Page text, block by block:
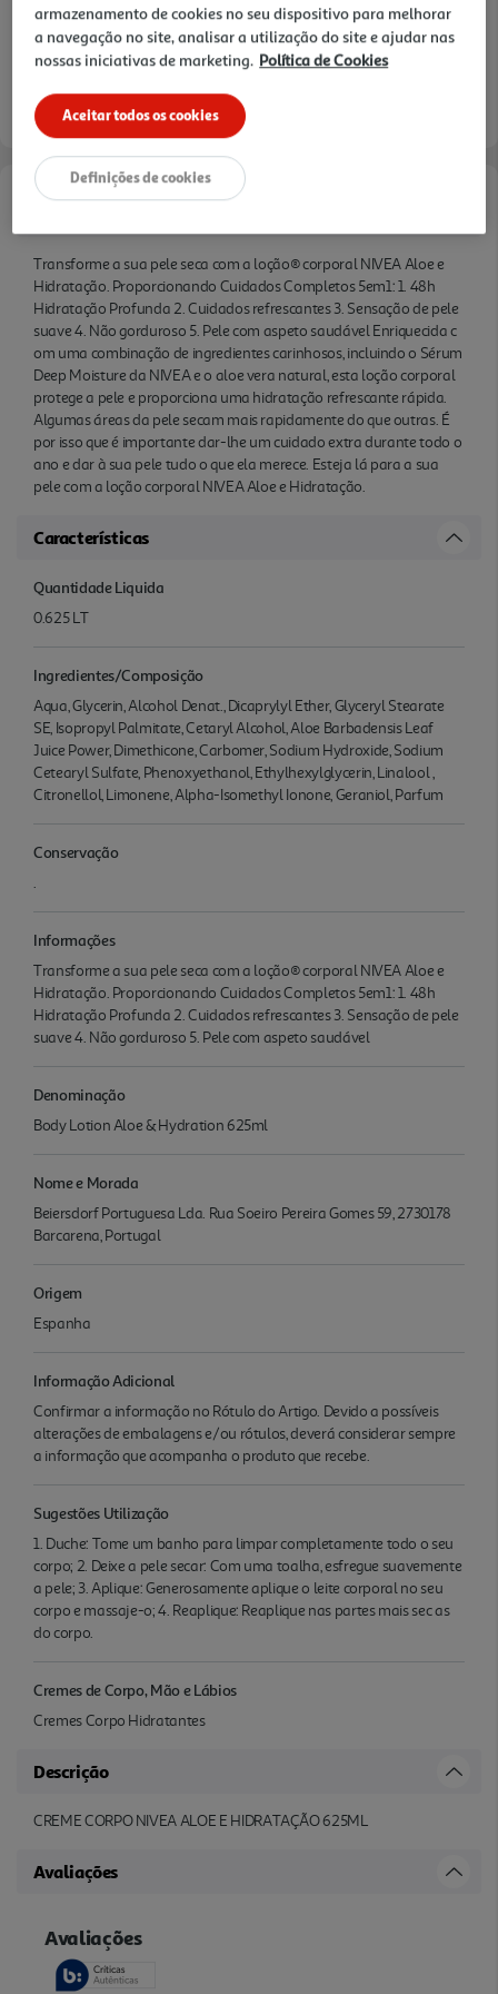
isso que é importante dar-lhe um cuidado extra
durante todo o ano e dar à sua pele tudo o que ela
merece. Esteja lá para a sua pele com a loção
corporal NIVEA Aloe e Hidratação.
Transforme a sua pele seca com a loção® corporal NIVEA Aloe e
Hidratação. Proporcionando Cuidados Completos 5em1: 1. 48h
Hidratação Profunda 2. Cuidados refrescantes 3. Sensação de pele
suave 4. Não gorduroso 5. Pele com aspeto saudável Enriquecida c
om uma combinação de ingredientes carinhosos, incluindo o Sérum
Deep Moisture da NIVEA e o aloe vera natural, esta loção corporal
protege a pele e proporciona uma hidratação refrescante rápida.
Algumas áreas da pele secam mais rapidamente do que outras. É
por isso que é importante dar-lhe um cuidado extra durante todo o
ano e dar à sua pele tudo o que ela merece. Esteja lá para a sua
pele com a loção corporal NIVEA Aloe e Hidratação.
Características
Quantidade Liquida
0.625 LT
Ingredientes/Composição
Aqua, Glycerin, Alcohol Denat., Dicaprylyl Ether, Glyceryl Stearate
SE, Isopropyl Palmitate, Cetaryl Alcohol, Aloe Barbadensis Leaf
Juice Power, Dimethicone, Carbomer, Sodium Hydroxide, Sodium
Cetearyl Sulfate, Phenoxyethanol, Ethylhexylglycerin, Linalool ,
Citronellol, Limonene, Alpha-Isomethyl Ionone, Geraniol, Parfum
Conservação
.
Informações
Transforme a sua pele seca com a loção® corporal NIVEA Aloe e
Hidratação. Proporcionando Cuidados Completos 5em1: 1. 48h
Hidratação Profunda 2. Cuidados refrescantes 3. Sensação de pele
suave 4. Não gorduroso 5. Pele com aspeto saudável
Denominação
Body Lotion Aloe & Hydration 625ml
Nome e Morada
Beiersdorf Portuguesa Lda. Rua Soeiro Pereira Gomes 59, 2730178
Barcarena, Portugal
Origem
Espanha
Informação Adicional
Confirmar a informação no Rótulo do Artigo. Devido a possíveis
alterações de embalagens e/ou rótulos, deverá considerar sempre
a informação que acompanha o produto que recebe.
Sugestões Utilização
1. Duche: Tome um banho para limpar completamente todo o seu
corpo; 2. Deixe a pele secar: Com uma toalha, esfregue suavemente
a pele; 3. Aplique: Generosamente aplique o leite corporal no seu
corpo e massaje-o; 4. Reaplique: Reaplique nas partes mais sec as
do corpo.
Cremes de Corpo, Mão e Lábios
Cremes Corpo Hidratantes
Descrição
CREME CORPO NIVEA ALOE E HIDRATAÇÃO 625ML
Avaliações
armazenamento de cookies no seu dispositivo para melhorar
a navegação no site, analisar a utilização do site e ajudar nas
nossas iniciativas de marketing. Política de Cookies
Aceitar todos os cookies
Definições de cookies